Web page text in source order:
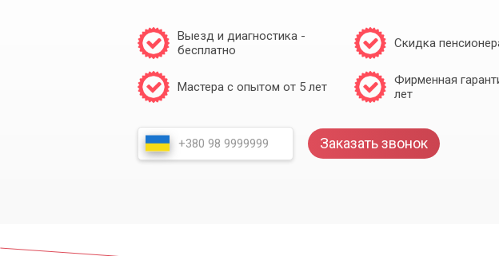
Выезд и диагностика -
бесплатно
Скидка
Мастера с опытом от 5 лет
Фирменная
лет
Заказать звонок